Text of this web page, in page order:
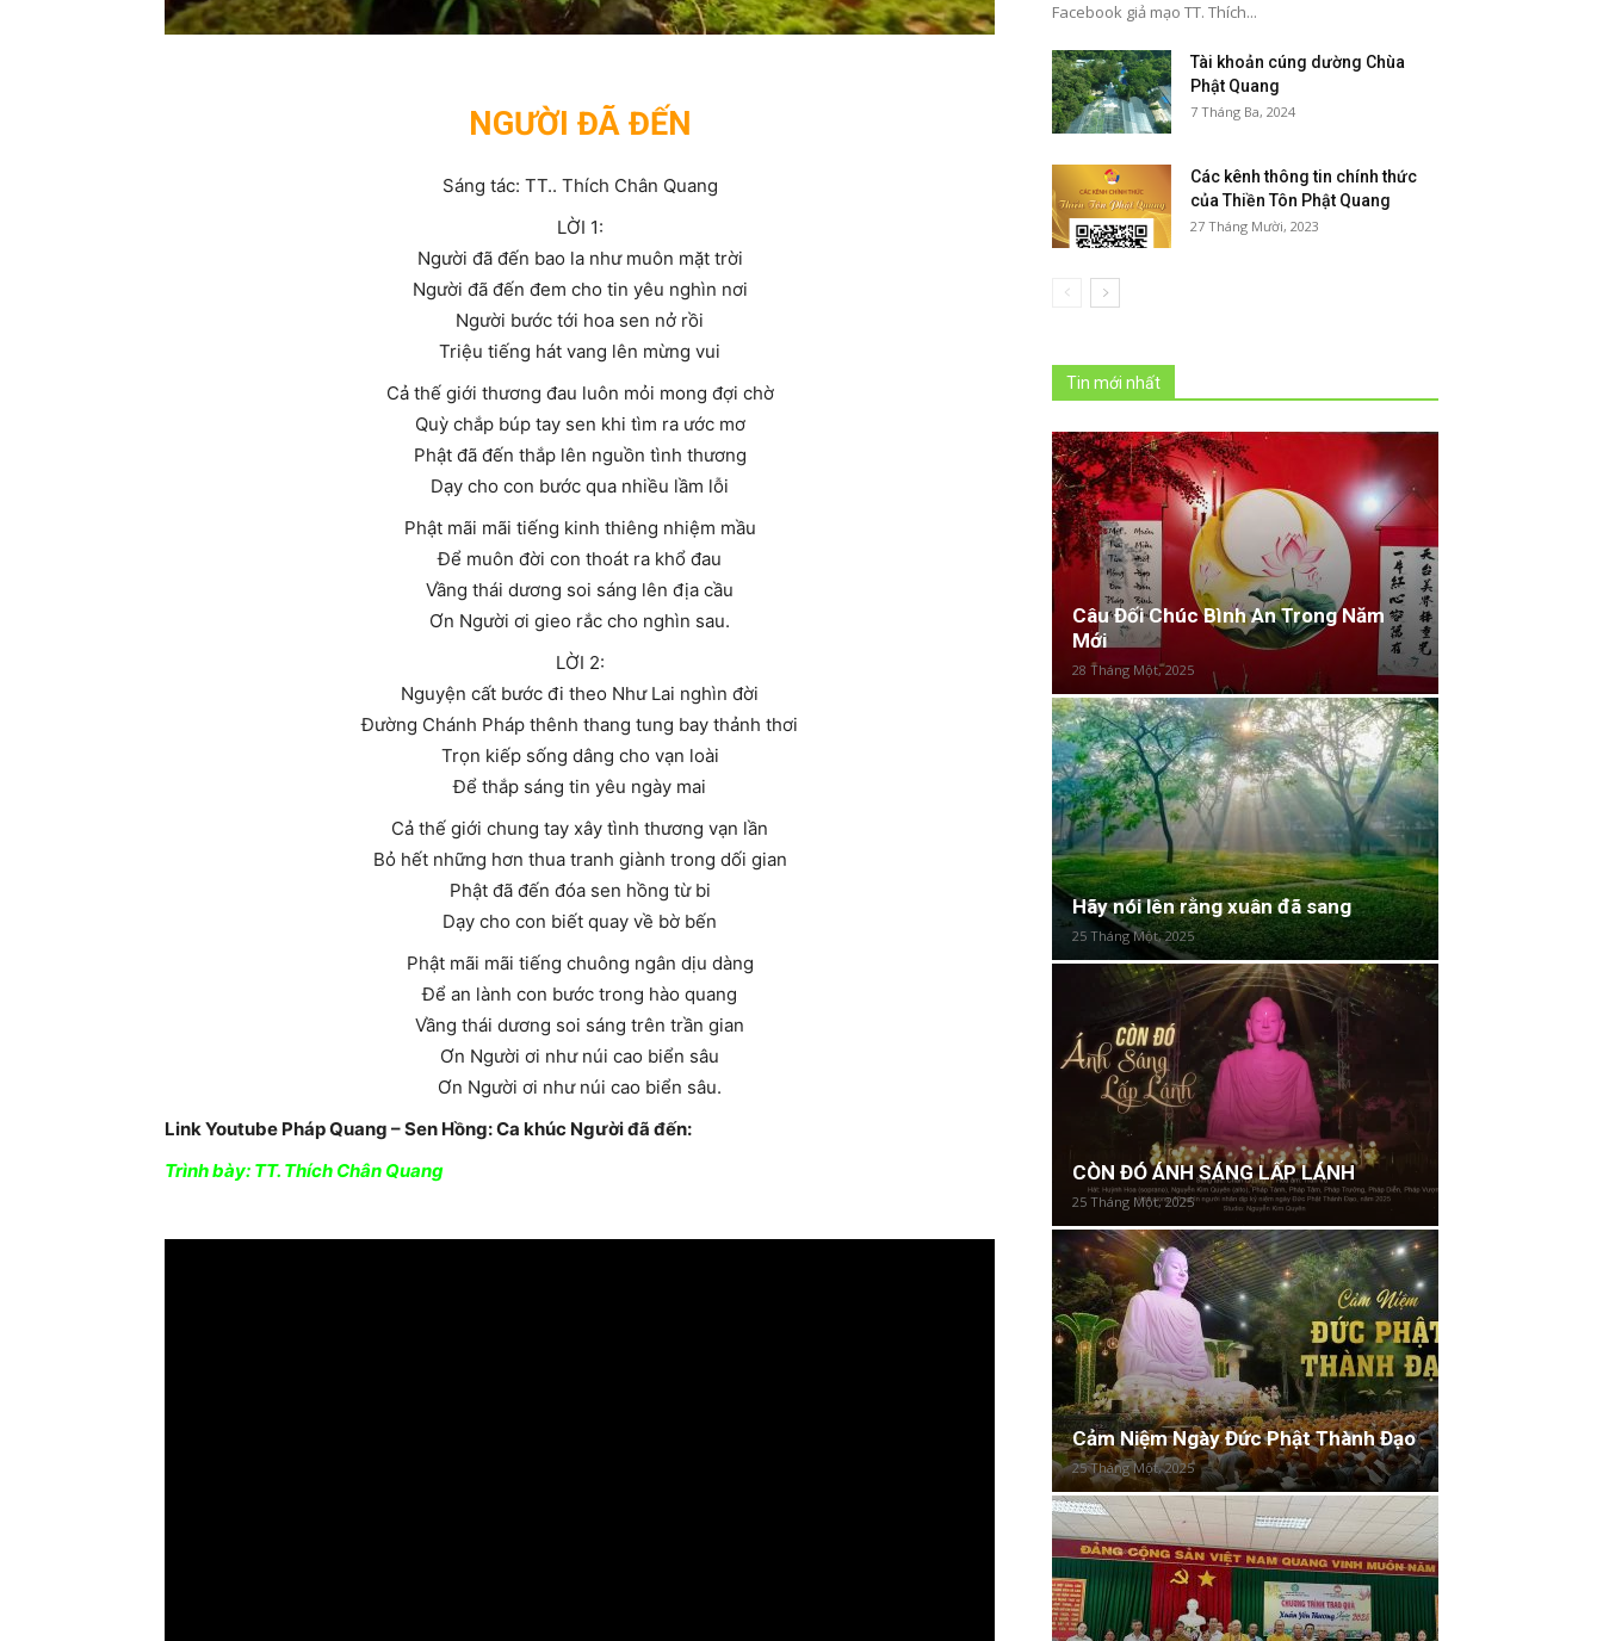
NGƯỜI ĐÃ ĐẾN
Sáng tác: TT.. Thích Chân Quang
LỜI 1:
Người đã đến bao la như muôn mặt trời
Người đã đến đem cho tin yêu nghìn nơi
Người bước tới hoa sen nở rồi
Triệu tiếng hát vang lên mừng vui
Cả thế giới thương đau luôn mỏi mong đợi chờ
Quỳ chắp búp tay sen khi tìm ra ước mơ
Phật đã đến thắp lên nguồn tình thương
Dạy cho con bước qua nhiều lầm lỗi
Phật mãi mãi tiếng kinh thiêng nhiệm mầu
Để muôn đời con thoát ra khổ đau
Vầng thái dương soi sáng lên địa cầu
Ơn Người ơi gieo rắc cho nghìn sau.
LỜI 2:
Nguyện cất bước đi theo Như Lai nghìn đời
Đường Chánh Pháp thênh thang tung bay thảnh thơi
Trọn kiếp sống dâng cho vạn loài
Để thắp sáng tin yêu ngày mai
Cả thế giới chung tay xây tình thương vạn lần
Bỏ hết những hơn thua tranh giành trong dối gian
Phật đã đến đóa sen hồng từ bi
Dạy cho con biết quay về bờ bến
Phật mãi mãi tiếng chuông ngân dịu dàng
Để an lành con bước trong hào quang
Vầng thái dương soi sáng trên trần gian
Ơn Người ơi như núi cao biển sâu
Ơn Người ơi như núi cao biển sâu.
Link Youtube Pháp Quang – Sen Hồng: Ca khúc Người đã đến:
Trình bày: TT. Thích Chân Quang
Facebook giả mạo TT. Thích...
Tài khoản cúng dường Chùa
Phật Quang
7 Tháng Ba, 2024
Các kênh thông tin chính thức
của Thiền Tôn Phật Quang
27 Tháng Mười, 2023
Tin mới nhất
Câu Đối Chúc Bình An Trong Năm
Mới
28 Tháng Một, 2025
Hãy nói lên rằng xuân đã sang
25 Tháng Một, 2025
CÒN ĐÓ ÁNH SÁNG LẤP LÁNH
25 Tháng Một, 2025
Cảm Niệm Ngày Đức Phật Thành Đạo
25 Tháng Một, 2025